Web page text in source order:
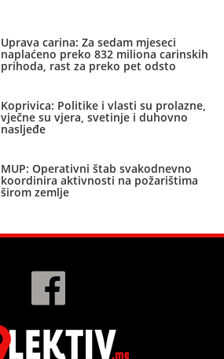
Uprava carina: Za sedam mjeseci
naplaćeno preko 832 miliona carinskih
prihoda, rast za preko pet odsto
Koprivica: Politike i vlasti su prolazne,
vječne su vjera, svetinje i duhovno
nasljeđe
MUP: Operativni štab svakodnevno
koordinira aktivnosti na požarištima
širom zemlje